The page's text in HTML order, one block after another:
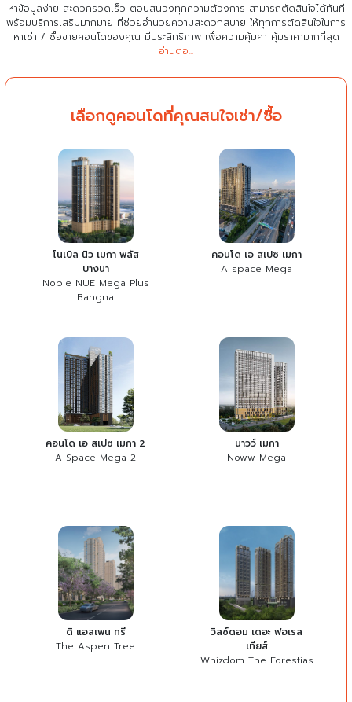
หาข้อมูลง่าย สะดวกรวดเร็ว ตอบสนองทุกความต้องการ สามารถตัดสินใจได้ทันที
พร้อมบริการเสริมมากมาย ที่ช่วยอำนวยความสะดวกสบาย ให้ทุกการตัดสินใจในการ
หาเช่า / ซื้อขายคอนโดของคุณ มีประสิทธิภาพ เพื่อความคุ้มค่า คุ้มราคามากที่สุด
อ่านต่อ...
เลือกดูคอนโดที่คุณสนใจเช่า/ซื้อ
โนเบิล นิว เมกา พลัส
บางนา
Noble NUE Mega Plus
Bangna
คอนโด เอ สเปซ เมกา
A space Mega
คอนโด เอ สเปซ เมกา 2
A Space Mega 2
นาวว์ เมกา
Noww Mega
ดิ แอสเพน ทรี
The Aspen Tree
วิสซ์ดอม เดอะ ฟอเรส
เทียส์
Whizdom The Forestias